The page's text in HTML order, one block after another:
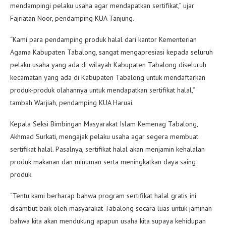
mendampingi pelaku usaha agar mendapatkan sertifikat,” ujar
Fajriatan Noor, pendamping KUA Tanjung.
“Kami para pendamping produk halal dari kantor Kementerian
Agama Kabupaten Tabalong, sangat mengapresiasi kepada seluruh
pelaku usaha yang ada di wilayah Kabupaten Tabalong diseluruh
kecamatan yang ada di Kabupaten Tabalong untuk mendaftarkan
produk-produk olahannya untuk mendapatkan sertifikat halal,”
tambah Warjiah, pendamping KUA Haruai.
Kepala Seksi Bimbingan Masyarakat Islam Kemenag Tabalong,
Akhmad Surkati, mengajak pelaku usaha agar segera membuat
sertifikat halal. Pasalnya, sertifikat halal akan menjamin kehalalan
produk makanan dan minuman serta meningkatkan daya saing
produk.
“Tentu kami berharap bahwa program sertifikat halal gratis ini
disambut baik oleh masyarakat Tabalong secara luas untuk jaminan
bahwa kita akan mendukung apapun usaha kita supaya kehidupan